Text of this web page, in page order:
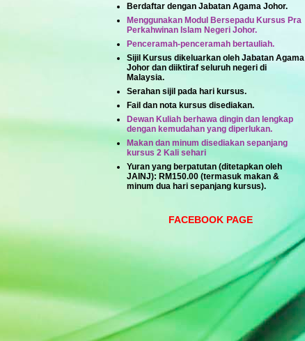
Berdaftar dengan Jabatan Agama Johor.
Menggunakan Modul Bersepadu Kursus Pra
Perkahwinan Islam Negeri Johor.
Penceramah-penceramah bertauliah.
Sijil Kursus dikeluarkan oleh Jabatan Agama
Johor dan diiktiraf seluruh negeri di
Malaysia.
Serahan sijil pada hari kursus.
Fail dan nota kursus disediakan.
Dewan Kuliah berhawa dingin dan lengkap
dengan kemudahan yang diperlukan.
Makan dan minum disediakan sepanjang
kursus 2 Kali sehari
Yuran yang berpatutan (ditetapkan oleh
JAINJ): RM150.00 (termasuk makan &
minum dua hari sepanjang kursus).
FACEBOOK PAGE